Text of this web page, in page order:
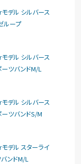
デル シルバース
ループ
デル シルバース
ーツバンドM/L
デル シルバース
ーツバンドS/M
デル スターライ
ンドM/L